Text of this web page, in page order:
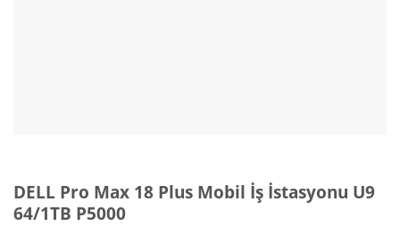
DELL Pro Max 18 Plus Mobil İş İstasyonu U9
64/1TB P5000